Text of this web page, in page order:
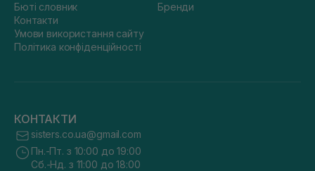
Бюті словник
Контакти
Умови використання сайту
Політика конфіденційності
Бренди
КОНТАКТИ
sisters.co.ua@gmail.com
Пн.-Пт. з 10:00 до 19:00
Сб.-Нд. з 11:00 до 18:00